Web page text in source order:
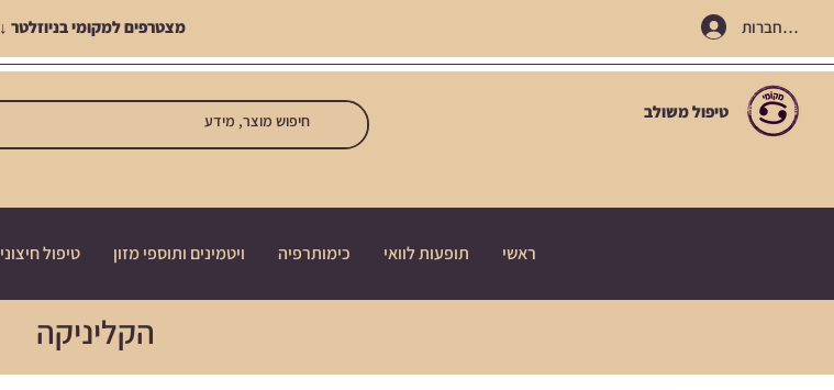
מצטרפים למקומי בניוזלטר ↓ התחברות
טיפול משולב
ראשי תופעות לוואי כימותרפיה ויטמינים ותוספי מזון טיפול חיצוני
הקליניקה